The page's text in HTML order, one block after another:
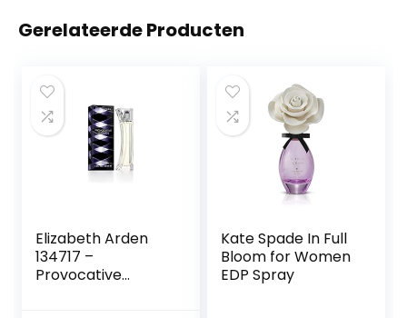
Gerelateerde Producten
Elizabeth Arden
134717 –
Provocative
Kate Spade In Full
Bloom for Women
EDP Spray